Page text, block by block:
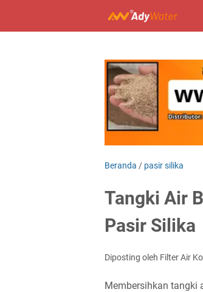
Beranda / pasir silika
Tangki Air
Pasir Silika
Diposting oleh Filter Air
Membersihkan tangki